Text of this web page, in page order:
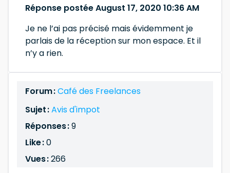
Réponse postée August 17, 2020 10:36 AM
Je ne l’ai pas précisé mais évidemment je
parlais de la réception sur mon espace. Et il
n’y a rien.
Forum :Café des Freelances
Sujet :Avis d'impot
Réponses :9
Like :0
Vues :266